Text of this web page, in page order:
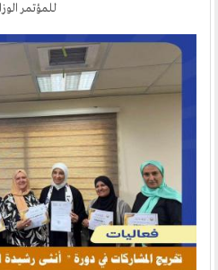
رحلات
ندوات
اخرى
مركز الدراسات
دراسات في الوسطية والتطرف
من نحن
نشاطاتنا
للمؤتمر